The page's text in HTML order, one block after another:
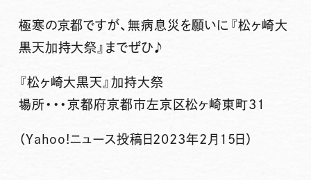
極寒の京都ですが、無病息災を願いに『松ヶ崎大
黒天加持大祭』までぜひ♪
『松ヶ崎大黒天』加持大祭
場所・・・京都府京都市左京区松ヶ崎東町31
（Yahoo!ニュース投稿日2023年2月15日）